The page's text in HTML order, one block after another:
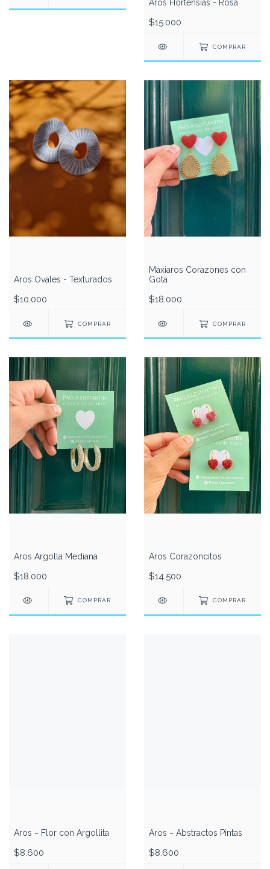
Aros Hortensias - Rosa
$15.000
COMPRAR
Aros Ovales - Texturados
$10.000
COMPRAR
Maxiaros Corazones con
Gota
$18.000
COMPRAR
Aros Argolla Mediana
$18.000
COMPRAR
Aros Corazoncitos
$14.500
COMPRAR
Aros ~ Flor con Argollita
$8.600
Aros ~ Abstractos Pintas
$8.600